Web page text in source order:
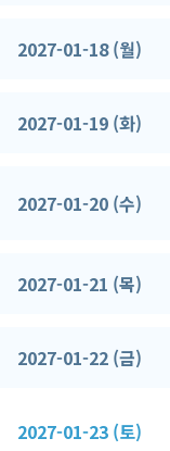
2027-01-18 (월)
2027-01-19 (화)
2027-01-20 (수)
2027-01-21 (목)
2027-01-22 (금)
2027-01-23 (토)